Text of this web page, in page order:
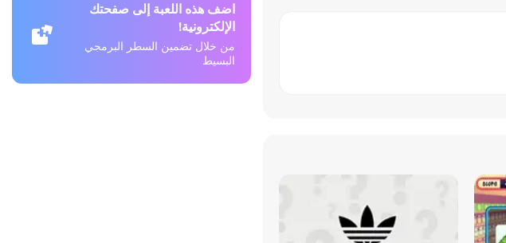
اضف هذه اللعبة إلى صفحتك
الإلكترونية!
من خلال تضمين السطر البرمجي
البسيط